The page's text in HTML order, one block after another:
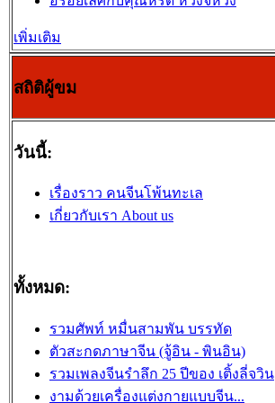
เพิ่มเติม
สถิติผู้ขม
วันนี้:
เรื่องราว คนจีนโพ้นทะเล
เกี่ยวกับเรา About us
ทั้งหมด:
รวมศัพท์ หมื่นสามพัน บรรทัด
ตัวสะกดภาษาจีน (จู้อิน - พินอิน)
รวมเพลงจีนรำลึก 25 ปีของ เติ้งลี่จวิน
งามด้วยเครื่องแต่งกายแบบจีน...